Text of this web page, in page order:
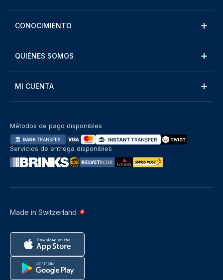
CONOCIMIENTO
QUIÉNES SOMOS
MI CUENTA
Made in Switzerland
Métodos de pago disponibles
Servicios de entrega disponibles